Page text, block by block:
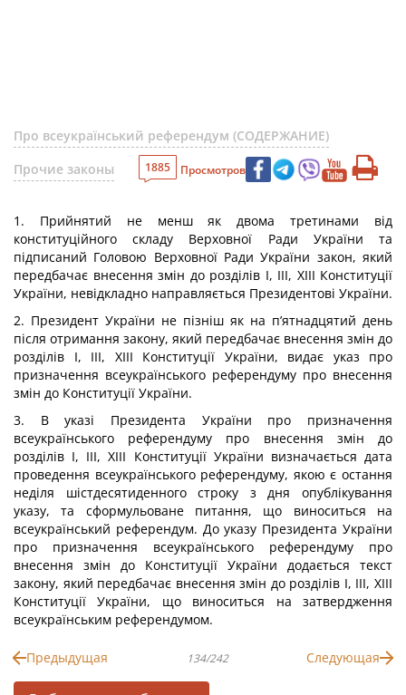
Про всеукраїнський референдум (СОДЕРЖАНИЕ)
Прочие законы
1885 Просмотров
1. Прийнятий не менш як двома третинами від
конституційного складу Верховної Ради України та
підписаний Головою Верховної Ради України закон, який
передбачає внесення змін до розділів I, III, XIII Конституції
України, невідкладно направляється Президентові України.
2. Президент України не пізніш як на п’ятнадцятий день
після отримання закону, який передбачає внесення змін до
розділів I, III, XIII Конституції України, видає указ про
призначення всеукраїнського референдуму про внесення
змін до Конституції України.
3. В указі Президента України про призначення
всеукраїнського референдуму про внесення змін до
розділів I, III, XIII Конституції України визначається дата
проведення всеукраїнського референдуму, якою є остання
неділя шістдесятиденного строку з дня опублікування
указу, та сформульоване питання, що виноситься на
всеукраїнський референдум. До указу Президента України
про призначення всеукраїнського референдуму про
внесення змін до Конституції України додається текст
закону, який передбачає внесення змін до розділів I, III, XIII
Конституції України, що виноситься на затвердження
всеукраїнським референдумом.
Предыдущая 134/242 Следующая